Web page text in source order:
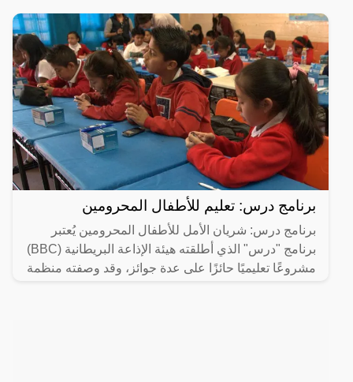
برنامج درس: تعليم للأطفال المحرومين
برنامج درس: شريان الأمل للأطفال المحرومين يُعتبر
برنامج "درس" الذي أطلقته هيئة الإذاعة البريطانية (BBC)
مشروعًا تعليميًا حائزًا على عدة جوائز، وقد وصفته منظمة